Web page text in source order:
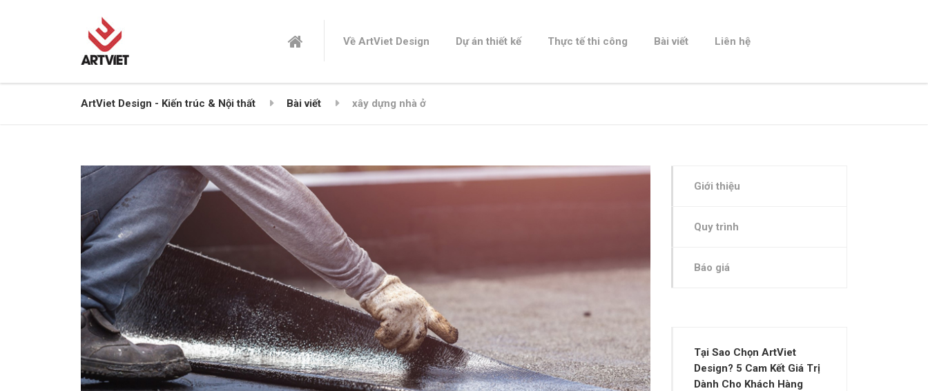
Về ArtViet Design Dự án thiết kế Thực tế thi công Bài viết Liên hệ
ArtViet Design - Kiến trúc & Nội thất Bài viết xây dựng nhà ở
Giới thiệu
Quy trình
Báo giá
Tại Sao Chọn ArtViet
Design? 5 Cam Kết Giá Trị
Dành Cho Khách Hàng